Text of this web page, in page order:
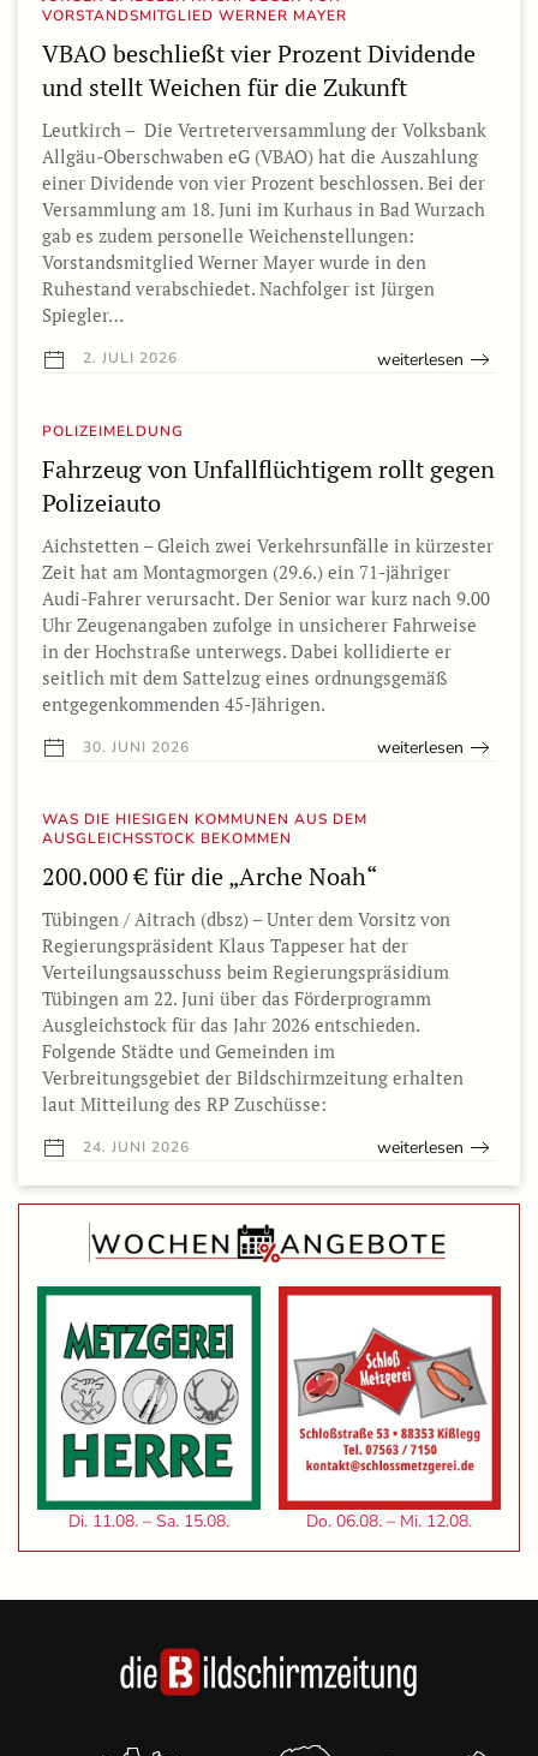
VORSTANDSMITGLIED WERNER MAYER
VBAO beschließt vier Prozent Dividende
und stellt Weichen für die Zukunft
Leutkirch – Die Vertreterversammlung der Volksbank
Allgäu-Oberschwaben eG (VBAO) hat die Auszahlung
einer Dividende von vier Prozent beschlossen. Bei der
Versammlung am 18. Juni im Kurhaus in Bad Wurzach
gab es zudem personelle Weichenstellungen:
Vorstandsmitglied Werner Mayer wurde in den
Ruhestand verabschiedet. Nachfolger ist Jürgen
Spiegler…
2. JULI 2026 weiterlesen
POLIZEIMELDUNG
Fahrzeug von Unfallflüchtigem rollt gegen
Polizeiauto
Aichstetten – Gleich zwei Verkehrsunfälle in kürzester
Zeit hat am Montagmorgen (29.6.) ein 71-jähriger
Audi-Fahrer verursacht. Der Senior war kurz nach 9.00
Uhr Zeugenangaben zufolge in unsicherer Fahrweise
in der Hochstraße unterwegs. Dabei kollidierte er
seitlich mit dem Sattelzug eines ordnungsgemäß
entgegenkommenden 45-Jährigen.
30. JUNI 2026 weiterlesen
WAS DIE HIESIGEN KOMMUNEN AUS DEM
AUSGLEICHSSTOCK BEKOMMEN
200.000 € für die „Arche Noah“
Tübingen / Aitrach (dbsz) – Unter dem Vorsitz von
Regierungspräsident Klaus Tappeser hat der
Verteilungsausschuss beim Regierungspräsidium
Tübingen am 22. Juni über das Förderprogramm
Ausgleichstock für das Jahr 2026 entschieden.
Folgende Städte und Gemeinden im
Verbreitungsgebiet der Bildschirmzeitung erhalten
laut Mitteilung des RP Zuschüsse:
24. JUNI 2026 weiterlesen
Di. 11.08. – Sa. 15.08. Do. 06.08. – Mi. 12.08.